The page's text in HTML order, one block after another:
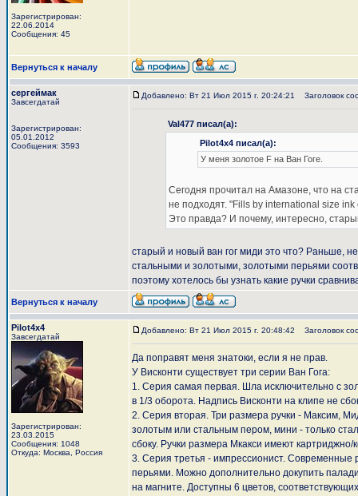
Зарегистрирован:
22.06.2014
Сообщения: 45
Вернуться к началу
сергеймак
Завсегдатай
Зарегистрирован:
05.01.2012
Сообщения: 3593
Добавлено: Вт 21 Июл 2015 г. 20:24:21 Заголовок
Val477 писал(а):
Pilot4x4 писал(а):
У меня золотое F на Ван Гоге.
Сегодня прочитал на Амазоне, что на
не подходят. "Fills by international size
Это правда? И почему, интересно,
старый и новый ван гог миди это что? Раньше,
стальными и золотыми, золотыми перьями
поэтому хотелось бы узнать какие ручки
Вернуться к началу
Pilot4x4
Завсегдатай
Зарегистрирован:
23.03.2015
Сообщения: 1048
Откуда: Москва, Россия
Добавлено: Вт 21 Июл 2015 г. 20:48:42 Заголовок
Да поправят меня знатоки, если я не прав.
У Висконти существует три серии Ван Гога:
1. Серия самая первая. Шла исключительно с
в 1/3 оборота. Надпись Висконти на клипе не
2. Серия вторая. Три размера ручки - Максим,
золотым или стальным пером, мини - только
сбоку. Ручки размера Мкакси имеют
3. Серия третья - импрессионист.
перьями. Можно дополнительно докупить
на магните. Доступны 6 цветов,